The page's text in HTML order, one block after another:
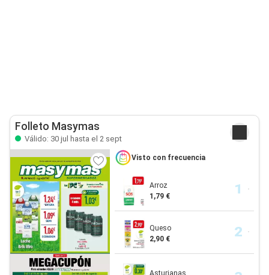
Folleto Masymas
Válido: 30 jul hasta el 2 sept
Visto con frecuencia
Arroz
1,79 €
Queso
2,90 €
Asturianas